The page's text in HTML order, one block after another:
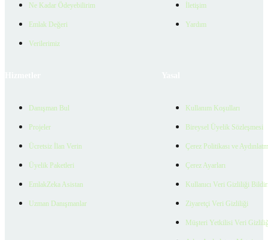
Ne Kadar Ödeyebilirim
Emlak Değeri
Verilerimiz
İletişim
Yardım
Danışman Bul
Projeler
Ücretsiz İlan Verin
Üyelik Paketleri
EmlakZeka Asistan
Uzman Danışmanlar
Kullanım Koşulları
Bireysel Üyelik Sözleşmesi
Çerez Politikası ve
Çerez Ayarları
Kullanıcı Veri Gizliliği
Ziyaretçi Veri Gizliliği
Müşteri Yetkilisi Veri